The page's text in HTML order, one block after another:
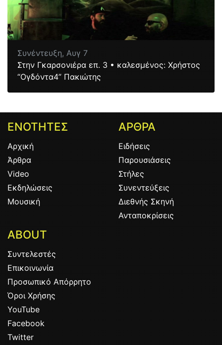
Συνέντευξη,Αυγ 7
Στην Γκαρσονιέρα επ. 3 • καλεσμένος: Χρήστος
“Ογδόντα4” Πακιώτης
ΕΝΟΤΗΤΕΣ
Αρχική
Άρθρα
Video
Εκδηλώσεις
Μουσική
ΑΡΘΡΑ
Ειδήσεις
Παρουσιάσεις
Στήλες
Συνεντεύξεις
Διεθνής Σκηνή
Ανταποκρίσεις
ABOUT
Συντελεστές
Επικοινωνία
Προσωπικό Απόρρητο
Όροι Χρήσης
YouTube
Facebook
Twitter